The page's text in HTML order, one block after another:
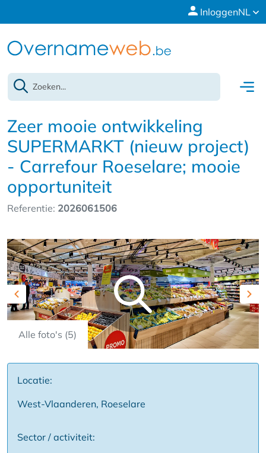
InloggenNL
Zeer mooie ontwikkeling
SUPERMARKT (nieuw project)
- Carrefour Roeselare; mooie
opportuniteit
Referentie: 2026061506
Alle foto's (5)
Previous
Locatie:
West-Vlaanderen, Roeselare
Sector / activiteit: